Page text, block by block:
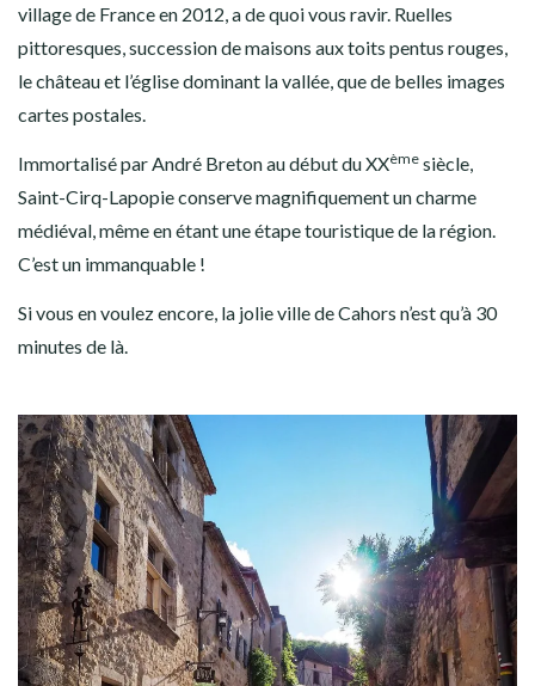
village de France en 2012, a de quoi vous ravir. Ruelles
pittoresques, succession de maisons aux toits pentus rouges,
le château et l’église dominant la vallée, que de belles images
cartes postales.
Immortalisé par André Breton au début du XXème siècle,
Saint-Cirq-Lapopie conserve magnifiquement un charme
médiéval, même en étant une étape touristique de la région.
C’est un immanquable !
Si vous en voulez encore, la jolie ville de Cahors n’est qu’à 30
minutes de là.